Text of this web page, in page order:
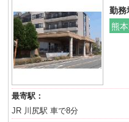
勤務
熊
最寄駅：
JR 川尻駅 車で8分